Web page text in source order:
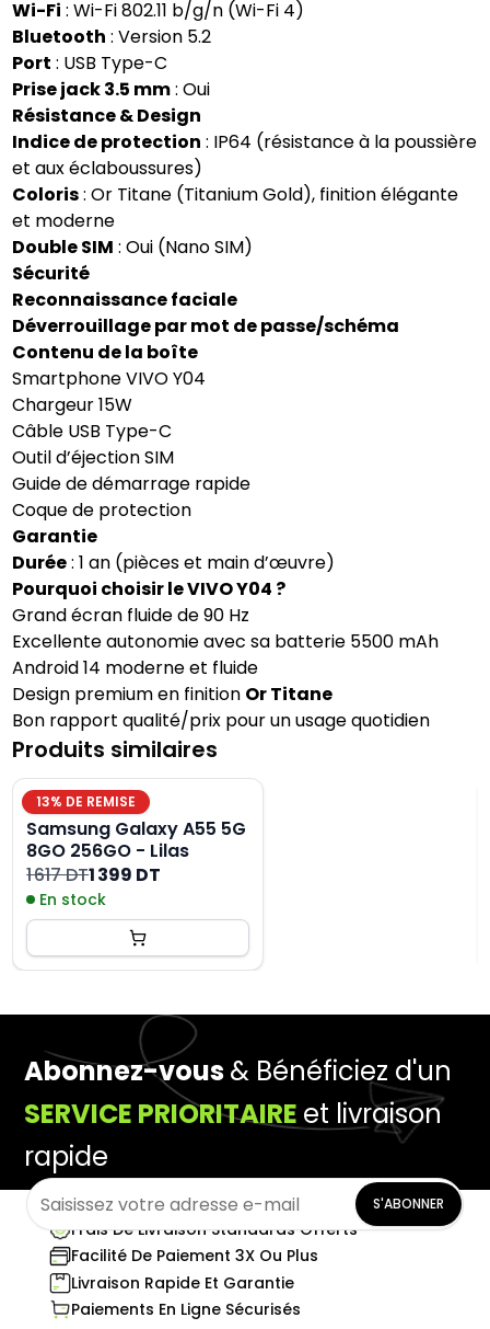
Wi-Fi : Wi-Fi 802.11 b/g/n (Wi-Fi 4)
Bluetooth : Version 5.2
Port : USB Type-C
Prise jack 3.5 mm: Oui
Résistance & Design
Indice de protection : IP64 (résistance à la poussière
et aux éclaboussures)
Coloris: Or Titane (Titanium Gold), finition élégante
et moderne
Double SIM : Oui (Nano SIM)
Sécurité
Reconnaissance faciale
Déverrouillage par mot de passe/schéma
Contenu de la boîte
Smartphone VIVO Y04
Chargeur 15W
Câble USB Type-C
Outil d’éjection SIM
Guide de démarrage rapide
Coque de protection
Garantie
Durée: 1 an (pièces et main d’œuvre)
Pourquoi choisir le VIVO Y04 ?
Grand écran fluide de 90 Hz
Excellente autonomie avec sa batterie 5500 mAh
Android 14 moderne et fluide
Design premium en finition Or Titane
Bon rapport qualité/prix pour un usage quotidien
Produits similaires
13% DE REMISE
Samsung Galaxy A55 5G
8GO 256GO - Lilas
1 617 DT1 399 DT
En stock
Abonnez-vous& Bénéficiez d'un
SERVICE PRIORITAIRE et livraison
rapide
S'ABONNER
Frais De Livraison Standards Offerts
Facilité De Paiement 3X Ou Plus
Livraison Rapide Et Garantie
Paiements En Ligne Sécurisés